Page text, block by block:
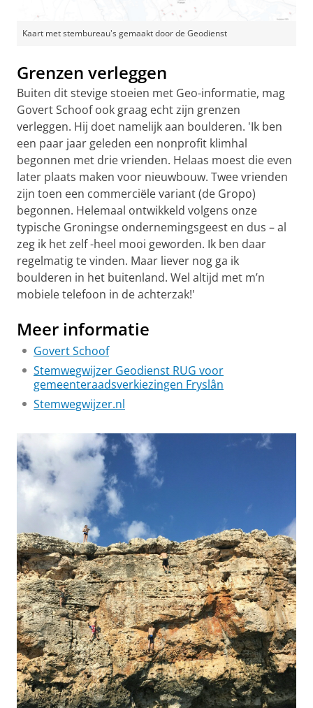
Kaart met stembureau's gemaakt door de Geodienst
Grenzen verleggen
Buiten dit stevige stoeien met Geo-informatie, mag
Govert Schoof ook graag echt zijn grenzen
verleggen. Hij doet namelijk aan boulderen. 'Ik ben
een paar jaar geleden een nonprofit klimhal
begonnen met drie vrienden. Helaas moest die even
later plaats maken voor nieuwbouw. Twee vrienden
zijn toen een commerciële variant (de Gropo)
begonnen. Helemaal ontwikkeld volgens onze
typische Groningse ondernemingsgeest en dus – al
zeg ik het zelf -heel mooi geworden. Ik ben daar
regelmatig te vinden. Maar liever nog ga ik
boulderen in het buitenland. Wel altijd met m’n
mobiele telefoon in de achterzak!'
Meer informatie
Govert Schoof
Stemwegwijzer Geodienst RUG voor
gemeenteraadsverkiezingen Fryslân
Stemwegwijzer.nl